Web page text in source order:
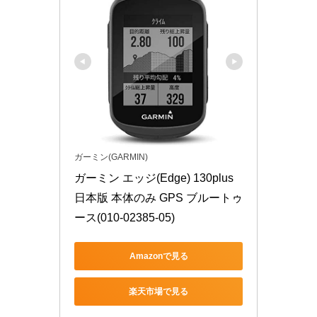
ガーミン(GARMIN)
ガーミン エッジ(Edge) 130plus
日本版 本体のみ GPS ブルートゥ
ース(010-02385-05)
Amazonで見る
楽天市場で見る